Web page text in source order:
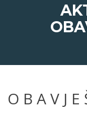
O B A V J E